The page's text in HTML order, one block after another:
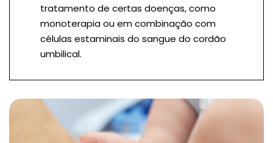
tratamento de certas doenças, como
monoterapia ou em combinação com
células estaminais do sangue do cordão
umbilical.